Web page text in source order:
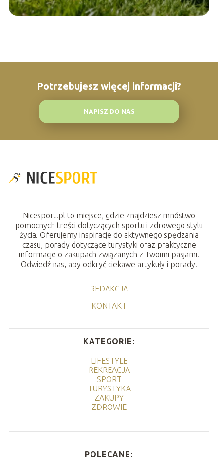
Potrzebujesz więcej informacji?
NAPISZ DO NAS
Nicesport.pl to miejsce, gdzie znajdziesz mnóstwo
pomocnych treści dotyczących sportu i zdrowego stylu
życia. Oferujemy inspiracje do aktywnego spędzania
czasu, porady dotyczące turystyki oraz praktyczne
informacje o zakupach związanych z Twoimi pasjami.
Odwiedź nas, aby odkryć ciekawe artykuły i porady!
REDAKCJA
KONTAKT
KATEGORIE:
LIFESTYLE
REKREACJA
SPORT
TURYSTYKA
ZAKUPY
ZDROWIE
POLECANE: